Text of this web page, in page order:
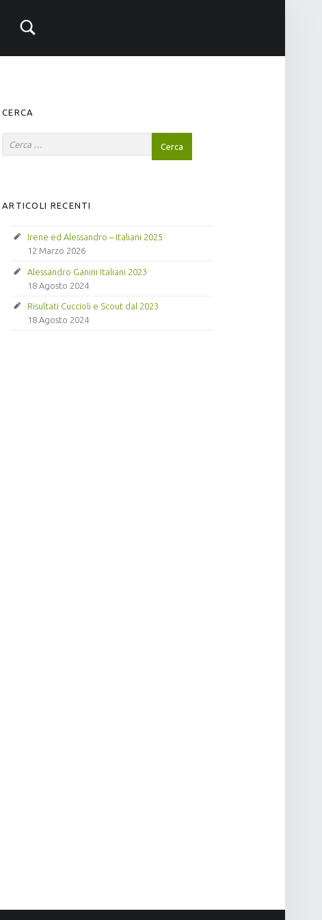
CERCA
ARTICOLI RECENTI
Irene ed Alessandro – Italiani 2025
12 Marzo 2026
Alessandro Ganini Italiani 2023
18 Agosto 2024
Risultati Cuccioli e Scout dal 2023
18 Agosto 2024